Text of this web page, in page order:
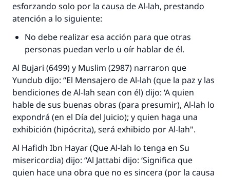
esforzando solo por la causa de Al-lah, prestando
atención a lo siguiente:
No debe realizar esa acción para que otras
personas puedan verlo u oír hablar de él.
Al Bujari (6499) y Muslim (2987) narraron que
Yundub dijo: “El Mensajero de Al-lah (que la paz y las
bendiciones de Al-lah sean con él) dijo: ‘A quien
hable de sus buenas obras (para presumir), Al-lah lo
expondrá (en el Día del Juicio); y quien haga una
exhibición (hipócrita), será exhibido por Al-lah".
Al Hafidh Ibn Hayar (Que Al-lah lo tenga en Su
misericordia) dijo: “Al Jattabi dijo: ‘Significa que
quien hace una obra que no es sincera (por la causa